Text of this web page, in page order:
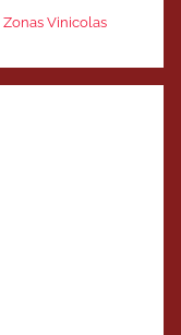
Zonas Vinicolas